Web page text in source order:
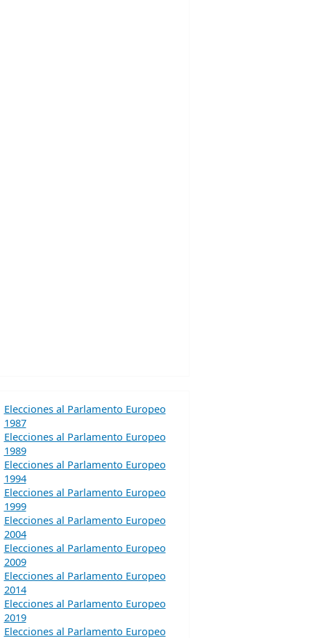
Elecciones al Parlamento Europeo
1987
Elecciones al Parlamento Europeo
1989
Elecciones al Parlamento Europeo
1994
Elecciones al Parlamento Europeo
1999
Elecciones al Parlamento Europeo
2004
Elecciones al Parlamento Europeo
2009
Elecciones al Parlamento Europeo
2014
Elecciones al Parlamento Europeo
2019
Elecciones al Parlamento Europeo